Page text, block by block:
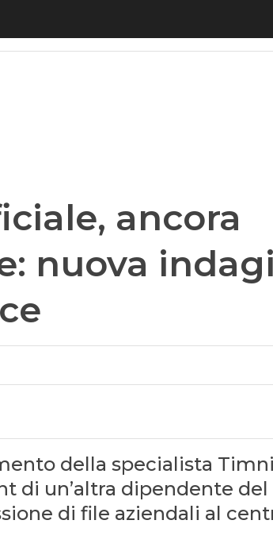
ancora grane per Google:
ancora
nuova
della specialista
di un’altra dipendente
di file aziendali al